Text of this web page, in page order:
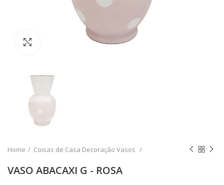
Clique para ampliar
Home Coisas de Casa Decoração Vasos
VASO ABACAXI G - ROSA